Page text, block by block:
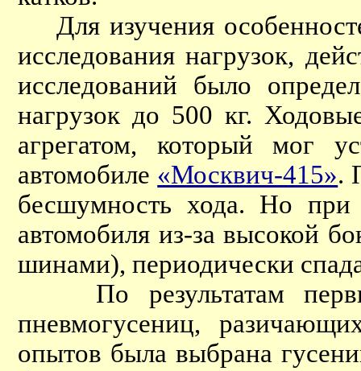
Для изучения
исследования нагрузок,
исследований было
нагрузок до 500 кг.
агрегатом, который мог
автомобиле «Москвич-415».
бесшумность хода. Но при
автомобиля из-за высокой
шинами), периодически
По результатам
пневмогусениц,
опытов была выбрана